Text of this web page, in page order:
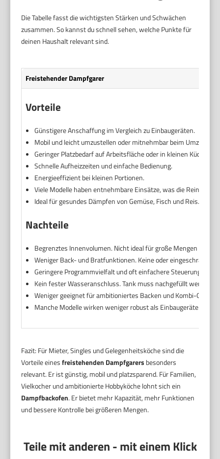
Die Tabelle fasst die wichtigsten Stärken und Schwächen
zusammen. So kannst du schnell sehen, welche Punkte für
deinen Haushalt relevant sind.
Freistehender Dampfgarer
Vorteile
Günstigere Anschaffung im Vergleich zu Einbaugeräten.
Mobil und leicht umzustellen oder mitnehmbar beim Umzug.
Geringer Platzbedarf auf Arbeitsfläche oder in kleinen Küchen.
Schnelle Aufheizzeiten und einfache Bedienung.
Energieeffizient bei kleinen Portionen.
Viele Modelle haben entnehmbare Einsätze, was die Reinigung
Ideal für gesundes Dämpfen von Gemüse, Fisch und Reis.
Nachteile
Begrenztes Innenvolumen. Nicht ideal für große Mengen oder
Weniger Back- und Bratfunktionen. Keine oder eingeschränkte
Geringere Programmvielfalt und oft einfachere Steuerung.
Kein fester Wasseranschluss. Tank muss nachgefüllt werden.
Weniger geeignet für ambitioniertes Backen und Kombi-Garen.
Manche Modelle wirken weniger robust als Einbaugeräte.
Fazit: Für Mieter, Singles und Gelegenheitsköche sind die
Vorteile einesfreistehenden Dampfgarers besonders
relevant. Er ist günstig, mobil und platzsparend. Für Familien,
Vielkocher und ambitionierte Hobbyköche lohnt sich ein
Dampfbackofen. Er bietet mehr Kapazität, mehr Funktionen
und bessere Kontrolle bei größeren Mengen.